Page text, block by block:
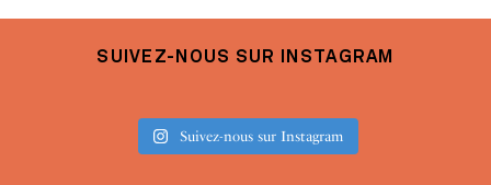
SUIVEZ-NOUS SUR INSTAGRAM
Suivez-nous sur Instagram